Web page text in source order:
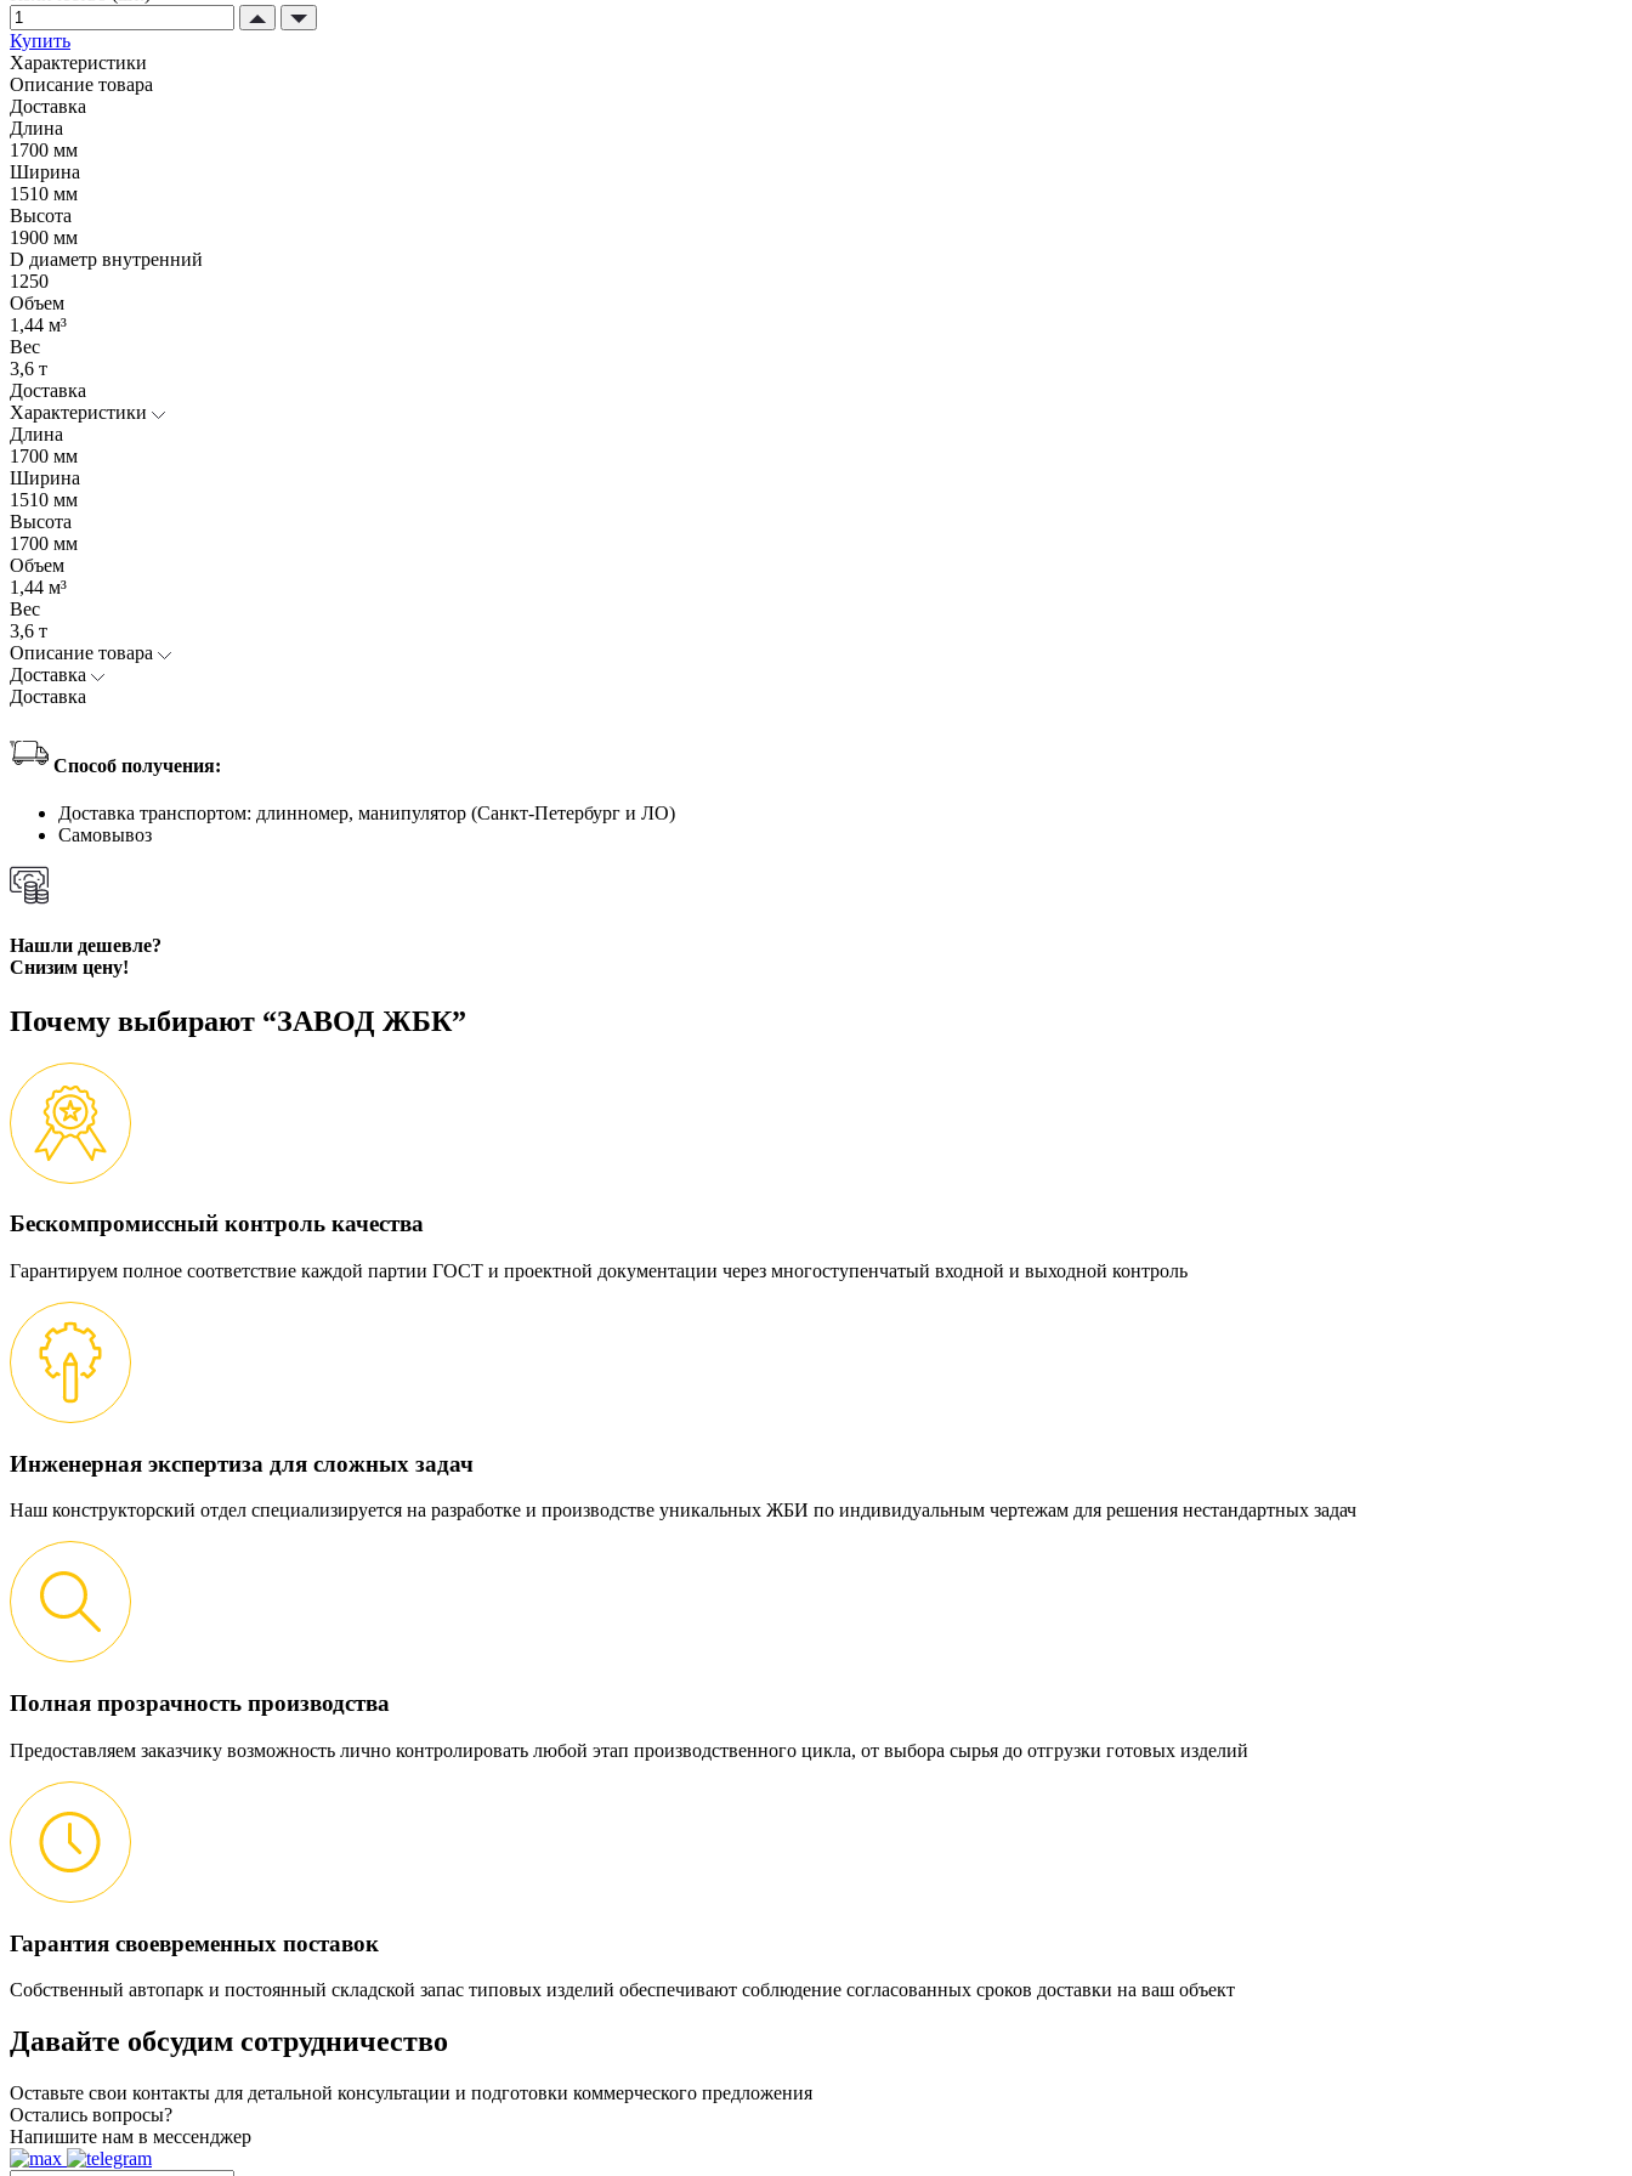
Купить
Характеристики
Описание товара
Доставка
Длина
1700 мм
Ширина
1510 мм
Высота
1900 мм
D диаметр внутренний
1250
Объем
1,44 м³
Вес
3,6 т
Доставка
Характеристики
Длина
1700 мм
Ширина
1510 мм
Высота
1700 мм
Объем
1,44 м³
Вес
3,6 т
Описание товара
Доставка
Доставка
Способ получения:
Доставка транспортом: длинномер, манипулятор (Санкт-Петербург и ЛО)
Самовывоз
Нашли дешевле?
Снизим цену!
Почему выбирают “ЗАВОД ЖБК”
Бескомпромиссный контроль качества
Гарантируем полное соответствие каждой партии ГОСТ и проектной документации через многоступенчатый входной и выходной контроль
Инженерная экспертиза для сложных задач
Наш конструкторский отдел специализируется на разработке и производстве уникальных ЖБИ по индивидуальным чертежам для решения нестандартных задач
Полная прозрачность производства
Предоставляем заказчику возможность лично контролировать любой этап производственного цикла, от выбора сырья до отгрузки готовых изделий
Гарантия своевременных поставок
Собственный автопарк и постоянный складской запас типовых изделий обеспечивают соблюдение согласованных сроков доставки на ваш объект
Давайте обсудим сотрудничество
Оставьте свои контакты для детальной консультации и подготовки коммерческого предложения
Остались вопросы?
Напишите нам в мессенджер